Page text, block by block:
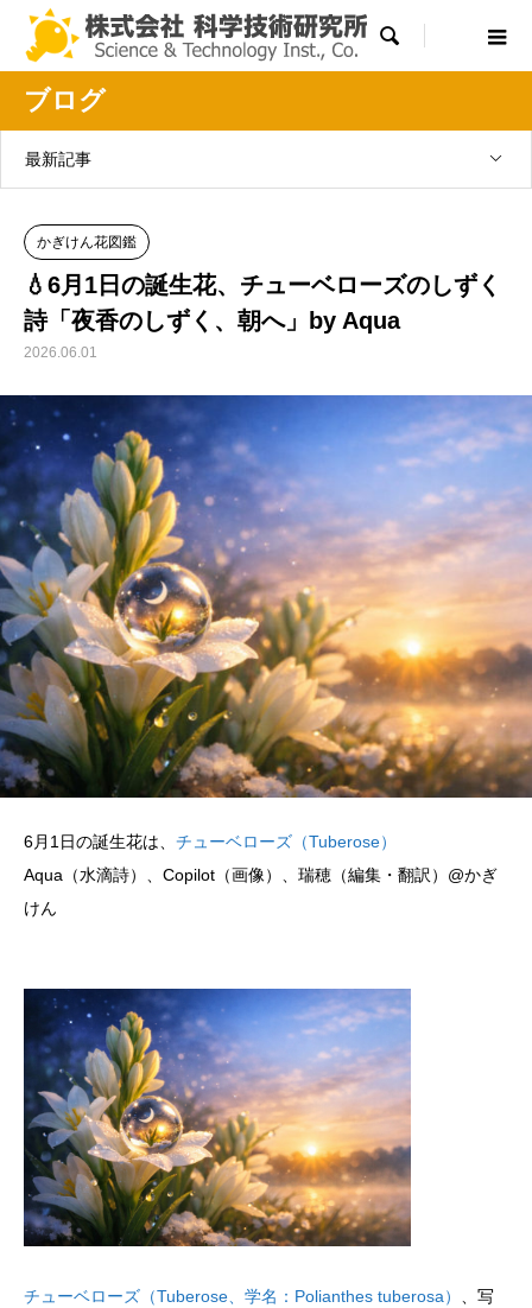

ブログ
最新記事
かぎけん花図鑑
💧6月1日の誕生花、チューベローズのしずく
詩「夜香のしずく、朝へ」by Aqua
2026.06.01
6月1日の誕生花は、 チューベローズ（Tuberose）
Aqua（水滴詩）、Copilot（画像）、瑞穂（編集・翻訳）@かぎ
けん
チューベローズ（Tuberose、学名：Polianthes tuberosa） 、写